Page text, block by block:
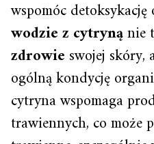
wspomóc
wodzie z cytrynąnie
zdrowieswojej skóry,
ogólną kondycję
cytryna wspomaga
trawiennych, co może